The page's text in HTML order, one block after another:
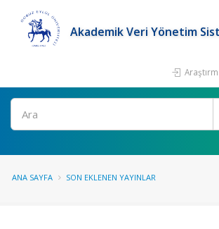
Akademik Veri Yönetim
Ara
ANA SAYFA SON EKLENEN YAYINLAR